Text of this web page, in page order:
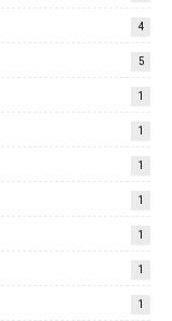
4
5
1
1
1
1
1
1
1